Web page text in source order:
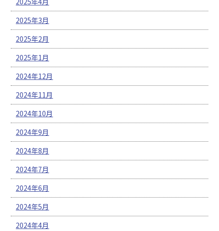
2025年3月
2025年2月
2025年1月
2024年12月
2024年11月
2024年10月
2024年9月
2024年8月
2024年7月
2024年6月
2024年5月
2024年4月